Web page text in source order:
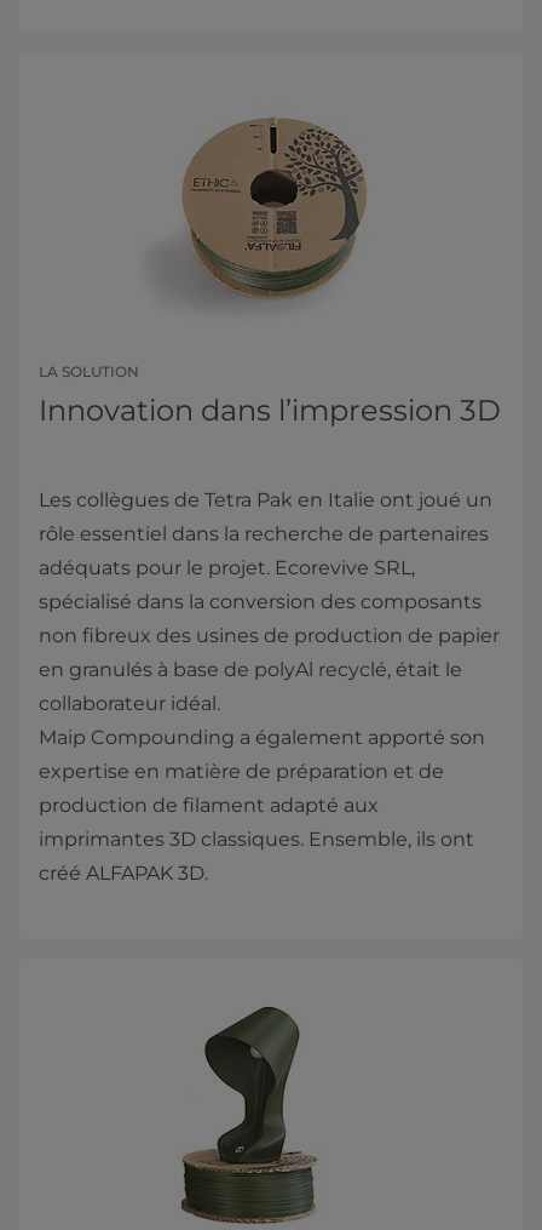
LA SOLUTION
Innovation dans l’impression 3D
Les collègues de Tetra Pak en Italie ont joué un
rôle essentiel dans la recherche de partenaires
adéquats pour le projet. Ecorevive SRL,
spécialisé dans la conversion des composants
non fibreux des usines de production de papier
en granulés à base de polyAl recyclé, était le
collaborateur idéal.
Maip Compounding a également apporté son
expertise en matière de préparation et de
production de filament adapté aux
imprimantes 3D classiques. Ensemble, ils ont
créé ALFAPAK 3D.